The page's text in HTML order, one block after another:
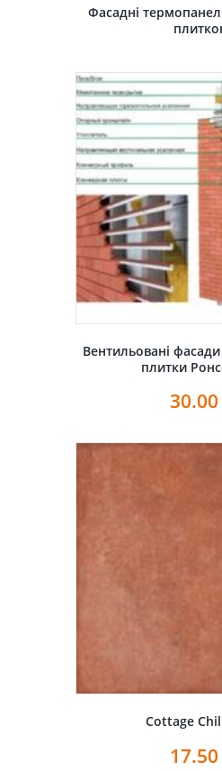
Фасадні
Вентильовані
плитки
30.00
Cottage
17.50